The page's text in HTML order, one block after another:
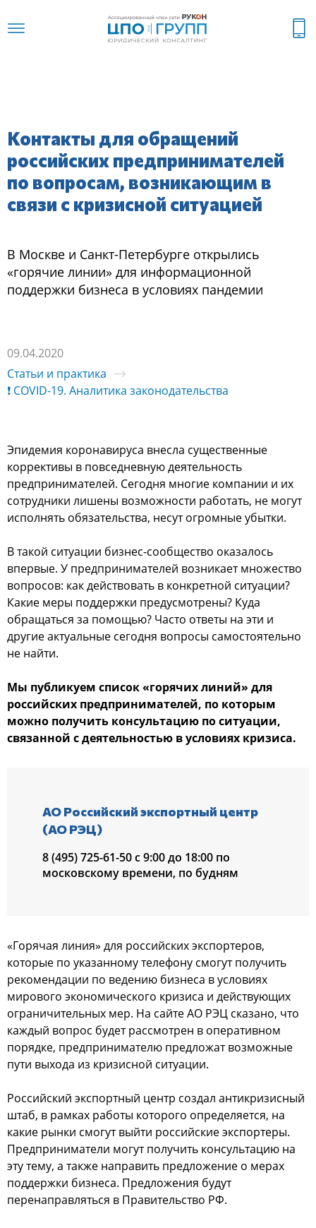
Контакты для обращений
российских предпринимателей
по вопросам, возникающим в
связи с кризисной ситуацией
В Москве и Санкт-Петербурге открылись
«горячие линии» для информационной
поддержки бизнеса в условиях пандемии
09.04.2020
Статьи и практика
❗ COVID-19. Аналитика законодательства
Эпидемия коронавируса внесла существенные
коррективы в повседневную деятельность
предпринимателей. Сегодня многие компании и их
сотрудники лишены возможности работать, не могут
исполнять обязательства, несут огромные убытки.
В такой ситуации бизнес-сообщество оказалось
впервые. У предпринимателей возникает множество
вопросов: как действовать в конкретной ситуации?
Какие меры поддержки предусмотрены? Куда
обращаться за помощью? Часто ответы на эти и
другие актуальные сегодня вопросы самостоятельно
не найти.
Мы публикуем список «горячих линий» для
российских предпринимателей, по которым
можно получить консультацию по ситуации,
связанной с деятельностью в условиях кризиса.
АО Российский экспортный центр
(АО РЭЦ)
8 (495) 725-61-50 с 9:00 до 18:00 по
московскому времени, по будням
«Горячая линия» для российских экспортеров,
которые по указанному телефону смогут получить
рекомендации по ведению бизнеса в условиях
мирового экономического кризиса и действующих
ограничительных мер. На сайте АО РЭЦ сказано, что
каждый вопрос будет рассмотрен в оперативном
порядке, предпринимателю предложат возможные
пути выхода из кризисной ситуации.
Российский экспортный центр создал антикризисный
штаб, в рамках работы которого определяется, на
какие рынки смогут выйти российские экспортеры.
Предприниматели могут получить консультацию на
эту тему, а также направить предложение о мерах
поддержки бизнеса. Предложения будут
перенаправляться в Правительство РФ.